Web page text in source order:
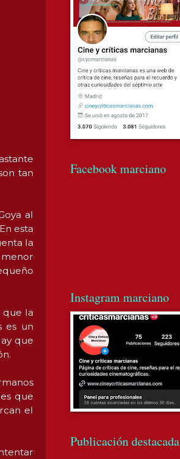
tan
al
esta
la
menor
que la
es un
que
que
el
Facebook marciano
Instagram marciano
Publicación destacada